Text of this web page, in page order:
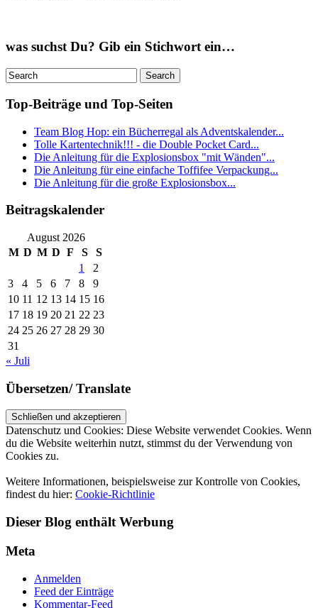
was suchst Du? Gib ein Stichwort ein…
Top-Beiträge und Top-Seiten
Team Blog Hop: ein Bücherregal als Adventskalender...
Tolle Kartentechnik!!! - die Double Pocket Card...
Die Anleitung für die Explosionsbox "mit Wänden"...
Die Anleitung für eine einfache Toffifee Verpackung...
Die Anleitung für die große Explosionsbox...
Beitragskalender
August 2026
M D M D F S
S
1
2
3
4 5 6 7 8
9
10 11 12 13 14 15 16
17 18 19 20 21 22 23
24 25 26 27 28 29 30
31
« Juli
Übersetzen/ Translate
Datenschutz und Cookies: Diese Website verwendet Cookies. Wenn
du die Website weiterhin nutzt, stimmst du der Verwendung von
Cookies zu.
Weitere Informationen, beispielsweise zur Kontrolle von Cookies,
findest du hier: Cookie-Richtlinie
Dieser Blog enthält Werbung
Meta
Anmelden
Feed der Einträge
Kommentar-Feed